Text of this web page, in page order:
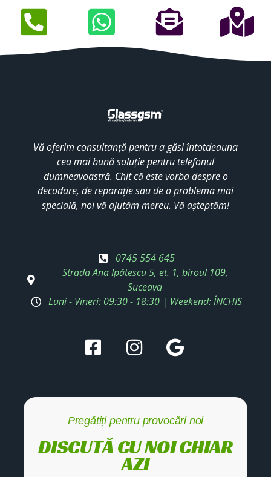
Vă oferim consultanță pentru a găsi întotdeauna
cea mai bună soluție pentru telefonul
dumneavoastră. Chit că este vorba despre o
decodare, de reparație sau de o problema mai
specială, noi vă ajutăm mereu. Vă așteptăm!
0745 554 645
Strada Ana Ipătescu 5, et. 1, biroul 109,
Suceava
Luni - Vineri: 09:30 - 18:30 | Weekend: ÎNCHIS
Pregătiți pentru provocări noi
DISCUTĂ CU NOI CHIAR
AZI